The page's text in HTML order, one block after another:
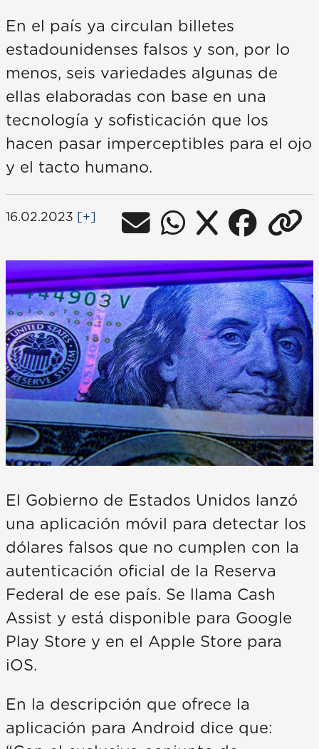
En el país ya circulan billetes
estadounidenses falsos y son, por lo
menos, seis variedades algunas de
ellas elaboradas con base en una
tecnología y sofisticación que los
hacen pasar imperceptibles para el ojo
y el tacto humano.
16.02.2023 [+]
El Gobierno de Estados Unidos lanzó
una aplicación móvil para detectar los
dólares falsos que no cumplen con la
autenticación oficial de la Reserva
Federal de ese país. Se llama Cash
Assist y está disponible para Google
Play Store y en el Apple Store para
iOS.
En la descripción que ofrece la
aplicación para Android dice que: